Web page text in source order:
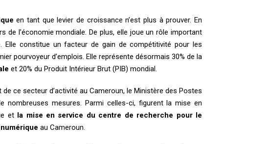
en tant que levier de croissance n’est plus à prouver. En
de l’économie mondiale. De plus, elle joue un rôle important
Elle constitue un facteur de gain de compétitivité pour les
pourvoyeur d’emplois. Elle représente désormais 30% de la
et 20% du Produit Intérieur Brut (PIB) mondial.
ce secteur d’activité au Cameroun, le Ministère des Postes
nombreuses mesures. Parmi celles-ci, figurent la mise en
et la mise en service du centre de recherche pour le
au Cameroun.